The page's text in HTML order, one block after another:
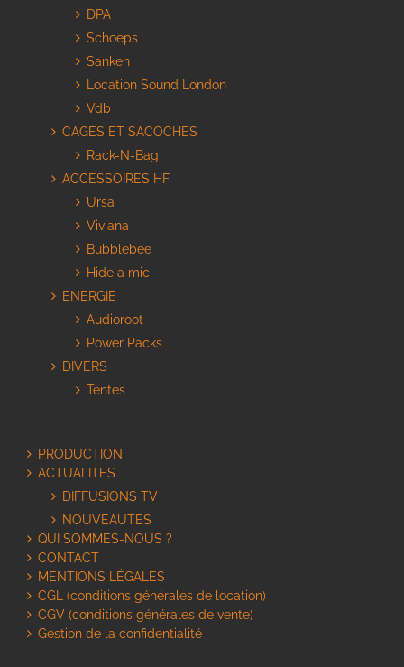
DPA
Schoeps
Sanken
Location Sound London
Vdb
CAGES ET SACOCHES
Rack-N-Bag
ACCESSOIRES HF
Ursa
Viviana
Bubblebee
Hide a mic
ENERGIE
Audioroot
Power Packs
DIVERS
Tentes
PRODUCTION
ACTUALITES
DIFFUSIONS TV
NOUVEAUTES
QUI SOMMES-NOUS ?
CONTACT
MENTIONS LÉGALES
CGL (conditions générales de location)
CGV (conditions générales de vente)
Gestion de la confidentialité